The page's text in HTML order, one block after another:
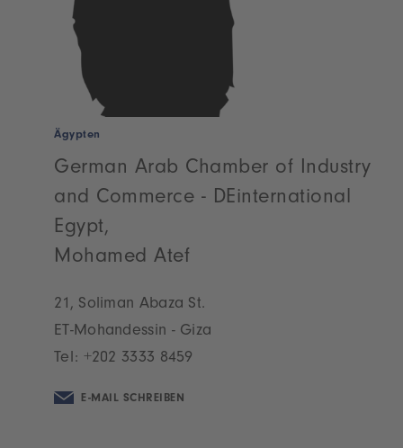
Ägypten
German Arab Chamber of Industry
and Commerce - DEinternational
Egypt,
Mohamed Atef
21, Soliman Abaza St.
ET-Mohandessin - Giza
Tel: +202 3333 8459
E-MAIL SCHREIBEN